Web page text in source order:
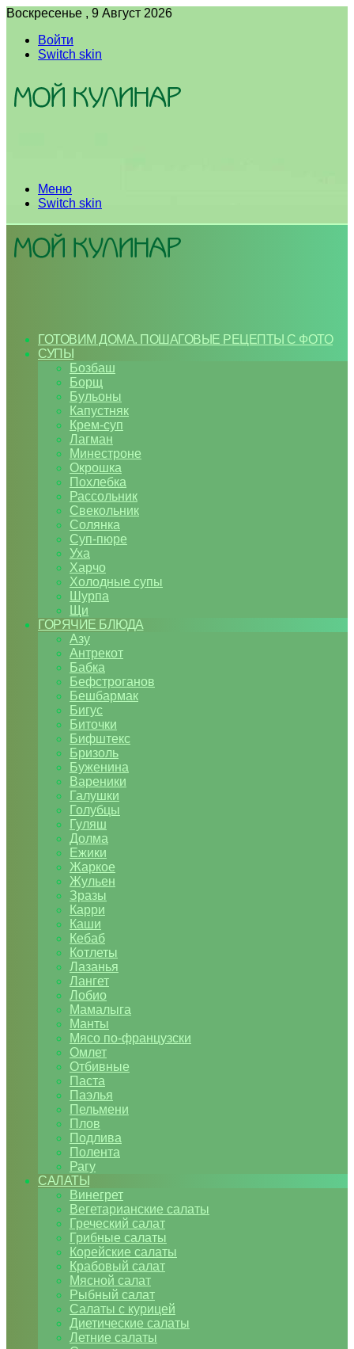
Воскресенье , 9 Август 2026
Войти
Switch skin
Меню
Switch skin
ГОТОВИМ ДОМА. ПОШАГОВЫЕ РЕЦЕПТЫ С ФОТО
СУПЫ
Бозбаш
Борщ
Бульоны
Капустняк
Крем-суп
Лагман
Минестроне
Окрошка
Похлебка
Рассольник
Свекольник
Солянка
Суп-пюре
Уха
Харчо
Холодные супы
Шурпа
Щи
ГОРЯЧИЕ БЛЮДА
Азу
Антрекот
Бабка
Бефстроганов
Бешбармак
Бигус
Биточки
Бифштекс
Бризоль
Буженина
Вареники
Галушки
Голубцы
Гуляш
Долма
Ежики
Жаркое
Жульен
Зразы
Карри
Каши
Кебаб
Котлеты
Лазанья
Лангет
Лобио
Мамалыга
Манты
Мясо по-французски
Омлет
Отбивные
Паста
Паэлья
Пельмени
Плов
Подлива
Полента
Рагу
САЛАТЫ
Винегрет
Вегетарианские салаты
Греческий салат
Грибные салаты
Корейские салаты
Крабовый салат
Мясной салат
Рыбный салат
Салаты с курицей
Диетические салаты
Летние салаты